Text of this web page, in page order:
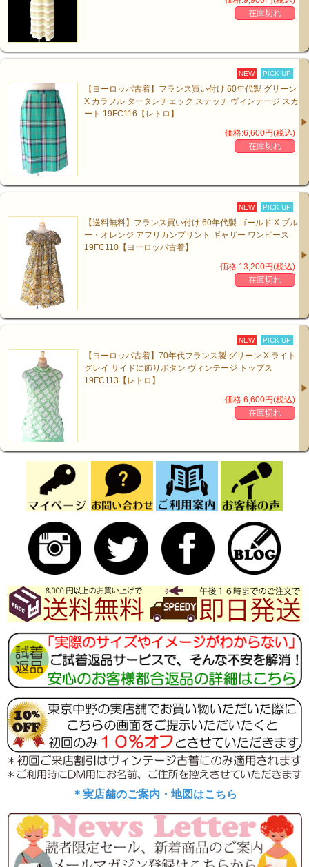
在庫切れ
NEW PICK UP
【ヨーロッパ古着】フランス買い付け 60年代製 グリーン
X カラフル タータンチェック ステッチ ヴィンテージ スカ
ート 19FC116【レトロ】
価格:6,600円(税込)
在庫切れ
NEW PICK UP
【送料無料】フランス買い付け 60年代製 ゴールド X ブル
ー・オレンジ アフリカンプリント ギャザー ワンピース
19FC110【ヨーロッパ古着】
価格:13,200円(税込)
在庫切れ
NEW PICK UP
【ヨーロッパ古着】70年代フランス製 グリーン X ライト
グレイ サイドに飾りボタン ヴィンテージ トップス
19FC113【レトロ】
価格:6,600円(税込)
在庫切れ
＊実店舗のご案内・地図はこちら